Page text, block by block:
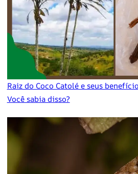
Raiz do Coco Catolé e seus
Você sabia disso?